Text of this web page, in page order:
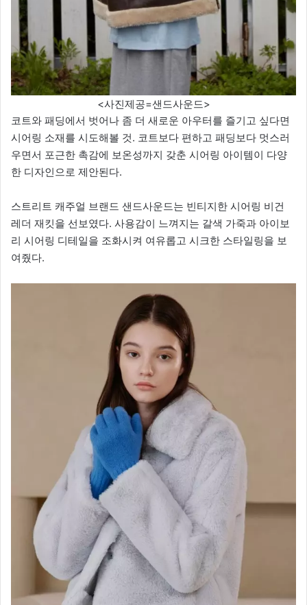
<사진제공=샌드사운드>
코트와 패딩에서 벗어나 좀 더 새로운 아우터를 즐기고 싶다면
시어링 소재를 시도해볼 것. 코트보다 편하고 패딩보다 멋스러
우면서 포근한 촉감에 보온성까지 갖춘 시어링 아이템이 다양
한 디자인으로 제안된다.
스트리트 캐주얼 브랜드 샌드사운드는 빈티지한 시어링 비건
레더 재킷을 선보였다. 사용감이 느껴지는 갈색 가죽과 아이보
리 시어링 디테일을 조화시켜 여유롭고 시크한 스타일링을 보
여줬다.